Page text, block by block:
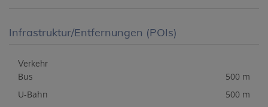
Infrastruktur/Entfernungen (POIs)
Verkehr
Bus
500 m
U-Bahn
500 m